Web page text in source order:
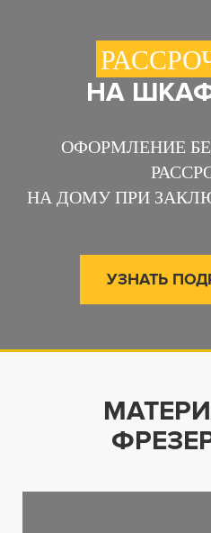
НА
ОФОРМЛЕНИЕ
НА ДОМУ ПРИ
УЗНАТЬ